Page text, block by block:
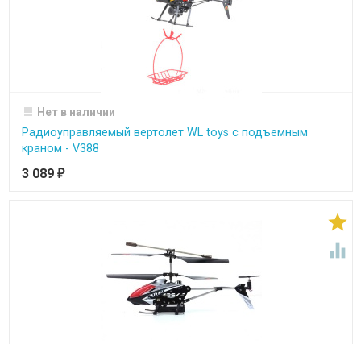
Нет в наличии
Радиоуправляемый вертолет WL toys с подъемным
краном - V388
3 089 ₽

